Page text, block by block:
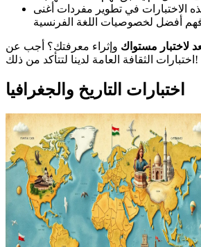
الاختبارات في تطوير مفردات أغنى
لاختبار مستواك وإثراء معرفتك؟ أجب عن
اختبارات الثقافة العامة لدينا لتتأكد من ذلك!
اختبارات التاريخ والجغرافيا